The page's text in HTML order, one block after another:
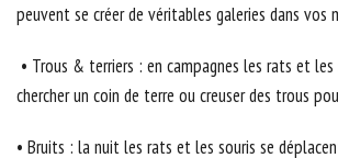
peuvent se créer de véritables galeries dans vos
• Trous & terriers : en campagnes les rats et
chercher un coin de terre ou creuser des trous
• Bruits : la nuit les rats et les souris se